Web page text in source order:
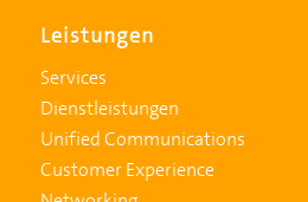
Leistungen
Services
Dienstleistungen
Unified Communications
Customer Experience